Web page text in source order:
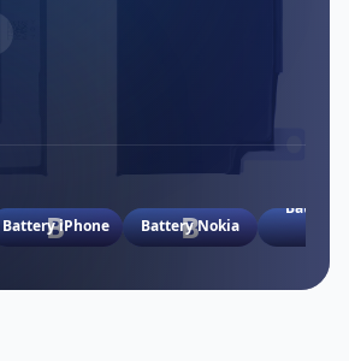
B
Battery iPhone B
Battery Nokia
Battery